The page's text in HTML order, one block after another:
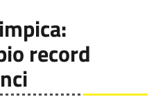
record